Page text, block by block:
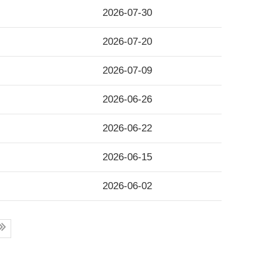
2026-07-30
2026-07-20
2026-07-09
2026-06-26
2026-06-22
2026-06-15
2026-06-02